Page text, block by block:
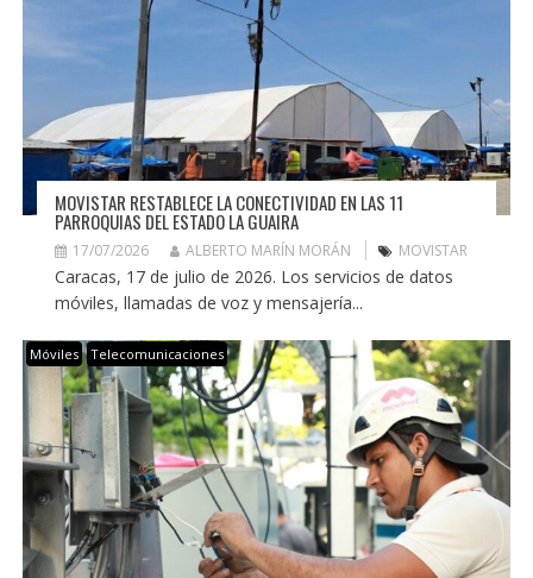
MOVISTAR RESTABLECE LA CONECTIVIDAD EN LAS 11
PARROQUIAS DEL ESTADO LA GUAIRA
17/07/2026 ALBERTO MARÍN MORÁN MOVISTAR
Caracas, 17 de julio de 2026. Los servicios de datos
móviles, llamadas de voz y mensajería...
Móviles Telecomunicaciones